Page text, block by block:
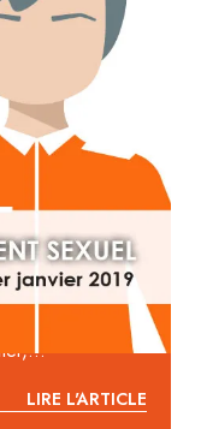
: LA
JANVIER
toute
est
LIRE L'ARTICLE